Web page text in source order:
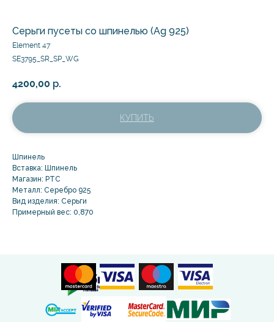
Серьги пусеты со шпинелью (Ag 925)
Element 47
SE3795_SR_SP_WG
4200,00 р.
КУПИТЬ
Шпинель
Вставка: Шпинель
Магазин: РТС
Металл: Серебро 925
Вид изделия: Серьги
Примерный вес: 0,870